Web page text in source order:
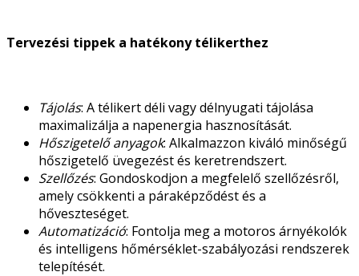
Tervezési tippek a hatékony télikerthez
Tájolás: A télikert déli vagy délnyugati tájolása
maximalizálja a napenergia hasznosítását.
Hőszigetelő anyagok: Alkalmazzon kiváló minőségű
hőszigetelő üvegezést és keretrendszert.
Szellőzés: Gondoskodjon a megfelelő szellőzésről,
amely csökkenti a páraképződést és a
hőveszteséget.
Automatizáció: Fontolja meg a motoros árnyékolók
és intelligens hőmérséklet-szabályozási rendszerek
telepítését.